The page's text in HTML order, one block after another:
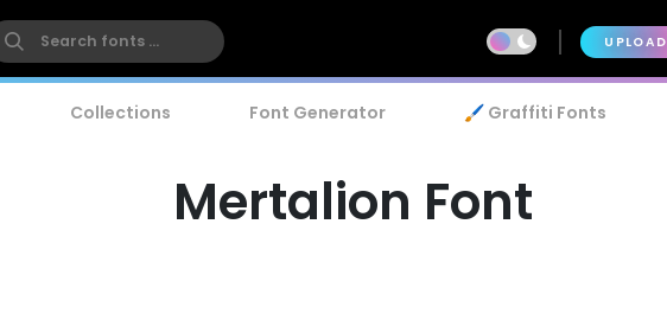
UPLOAD
Collections Font Generator 🖌️ Graffiti Fonts
Mertalion Font